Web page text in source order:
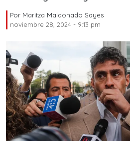
Por Maritza Maldonado Sayes
noviembre 28, 2024 - 9:13 pm